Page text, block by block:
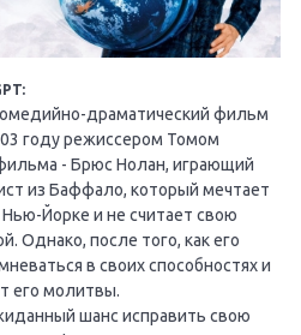
драматический фильм
году режиссером Томом
- Брюс Нолан, играющий
из Баффало, который мечтает
Йорке и не считает свою
Однако, после того, как его
в своих способностях и
его молитвы.
шанс исправить свою